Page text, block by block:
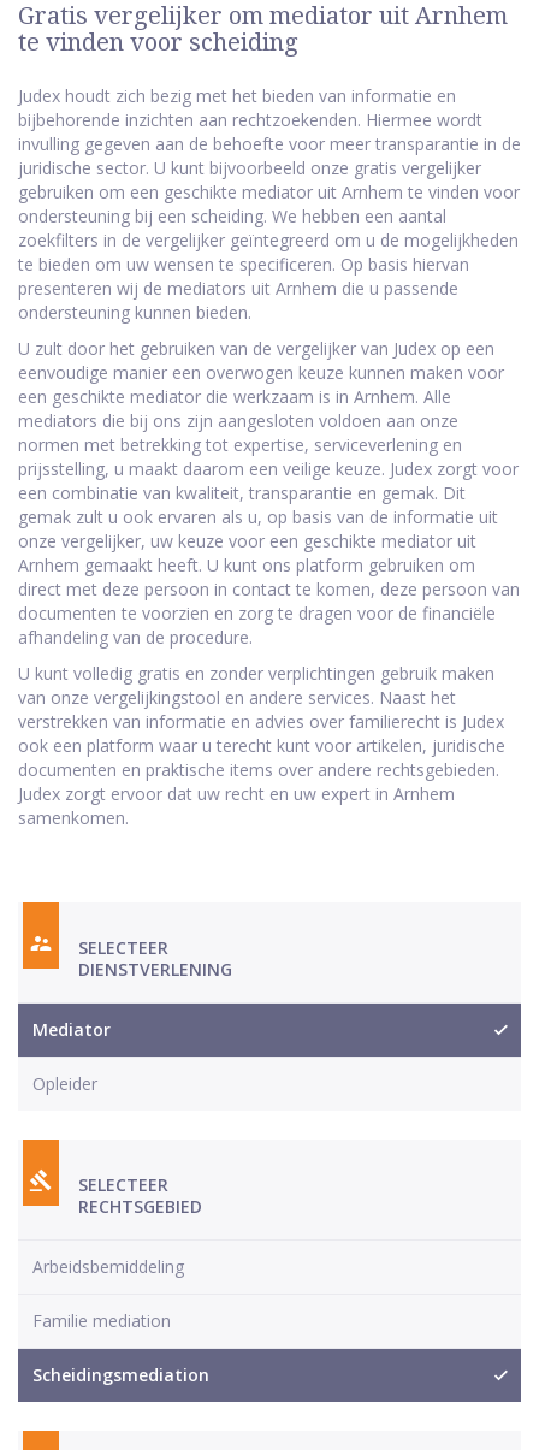
Gratis vergelijker om mediator uit Arnhem
te vinden voor scheiding
Judex houdt zich bezig met het bieden van informatie en
bijbehorende inzichten aan rechtzoekenden. Hiermee wordt
invulling gegeven aan de behoefte voor meer transparantie in de
juridische sector. U kunt bijvoorbeeld onze gratis vergelijker
gebruiken om een geschikte mediator uit Arnhem te vinden voor
ondersteuning bij een scheiding. We hebben een aantal
zoekfilters in de vergelijker geïntegreerd om u de mogelijkheden
te bieden om uw wensen te specificeren. Op basis hiervan
presenteren wij de mediators uit Arnhem die u passende
ondersteuning kunnen bieden.
U zult door het gebruiken van de vergelijker van Judex op een
eenvoudige manier een overwogen keuze kunnen maken voor
een geschikte mediator die werkzaam is in Arnhem. Alle
mediators die bij ons zijn aangesloten voldoen aan onze
normen met betrekking tot expertise, serviceverlening en
prijsstelling, u maakt daarom een veilige keuze. Judex zorgt voor
een combinatie van kwaliteit, transparantie en gemak. Dit
gemak zult u ook ervaren als u, op basis van de informatie uit
onze vergelijker, uw keuze voor een geschikte mediator uit
Arnhem gemaakt heeft. U kunt ons platform gebruiken om
direct met deze persoon in contact te komen, deze persoon van
documenten te voorzien en zorg te dragen voor de financiële
afhandeling van de procedure.
U kunt volledig gratis en zonder verplichtingen gebruik maken
van onze vergelijkingstool en andere services. Naast het
verstrekken van informatie en advies over familierecht is Judex
ook een platform waar u terecht kunt voor artikelen, juridische
documenten en praktische items over andere rechtsgebieden.
Judex zorgt ervoor dat uw recht en uw expert in Arnhem
samenkomen.
SELECTEER
DIENSTVERLENING
Mediator
Opleider
SELECTEER
RECHTSGEBIED
Arbeidsbemiddeling
Familie mediation
Scheidingsmediation